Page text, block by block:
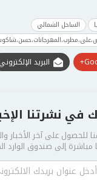
الساحل الشمالي
البريد الإلكتروني
في نشرتنا
للحصول على آخر الأخبار
إلى صندوق الوارد